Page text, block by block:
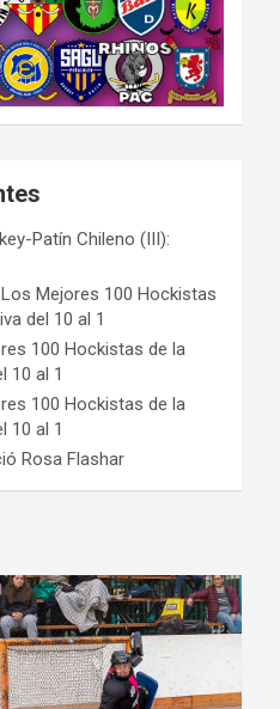
Patín Chileno (III):
Los Mejores 100 Hockistas
del 10 al 1
100 Hockistas de la
10 al 1
100 Hockistas de la
10 al 1
Rosa Flashar